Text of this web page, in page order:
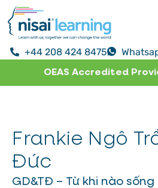
+44 208 424 8475
OEAS Accredited
Frankie Ngô
Đức
GD&TĐ – Từ khi nào